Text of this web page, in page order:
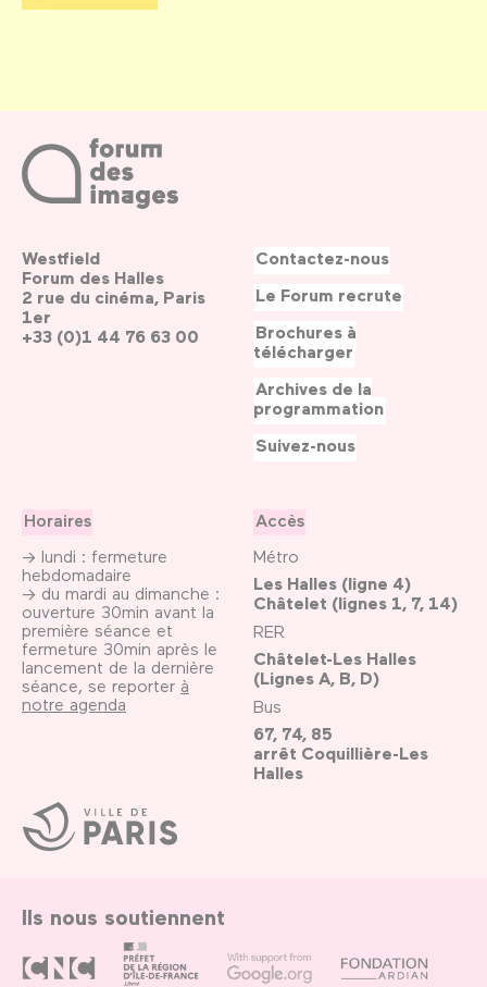
Ville
de
Paris
Westfield
Forum des Halles
2 rue du cinéma, Paris
1er
+33 (0)1 44 76 63 00
Horaires
→ lundi : fermeture
hebdomadaire
→ du mardi au dimanche :
ouverture 30min avant la
première séance et
fermeture 30min après le
lancement de la dernière
séance, se reporter à
notre agenda
Accès
Métro
Les Halles (ligne 4)
Châtelet (lignes 1, 7, 14)
RER
Châtelet-Les Halles
(Lignes A, B, D)
Bus
67, 74, 85
arrêt Coquillière-Les
Halles
Contactez-nous
Le Forum recrute
Brochures à
télécharger
Archives de la
programmation
Suivez-nous
Ils nous soutiennent